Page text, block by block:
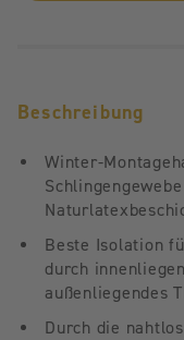
Beschreibung
Winter-
Beste Isolation
durch
außenliegendes
Durch die